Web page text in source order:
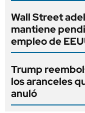
Wall Street
mantiene
empleo de
Trump
los aranceles
anuló